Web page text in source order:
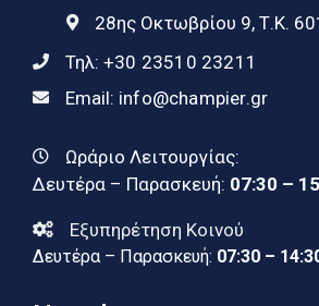
28ης Οκτωβρίου 9, Τ.Κ.
Τηλ: +30 23510 23211
Email: info@champier.gr
Ωράριο Λειτουργίας:
Δευτέρα – Παρασκευή: 07:30 –
Εξυπηρέτηση Κοινού
Δευτέρα – Παρασκευή: 07:30 –